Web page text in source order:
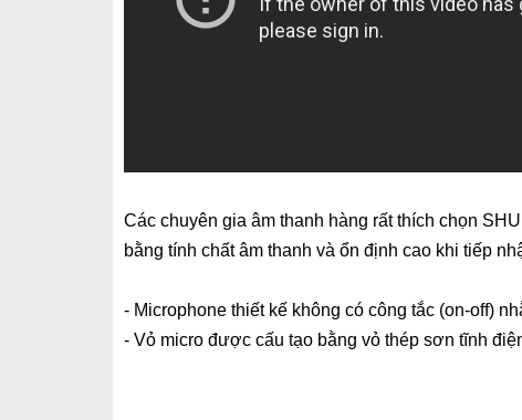
Các chuyên gia âm thanh hàng rất thích chọn
bằng tính chất âm thanh và ổn định cao khi tiếp
- Microphone thiết kế không có công tắc (on-off)
- Vỏ micro được cấu tạo bằng vỏ thép sơn tĩnh